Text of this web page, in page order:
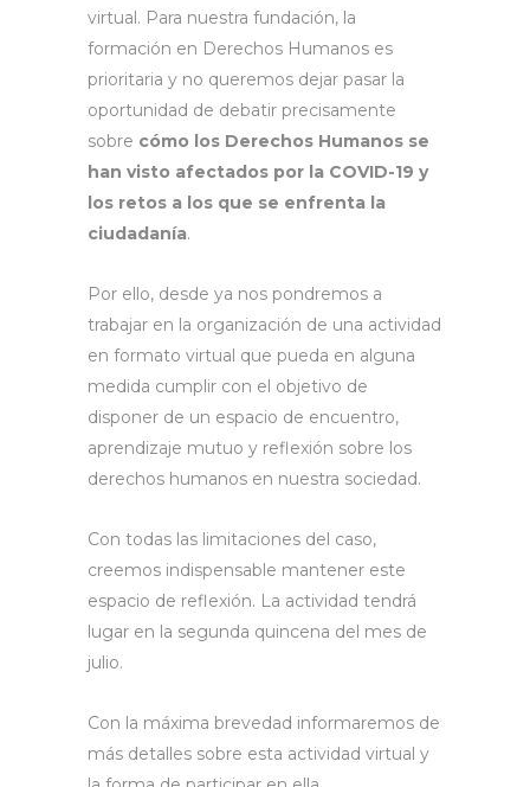
virtual. Para nuestra fundación, la
formación en Derechos Humanos es
prioritaria y no queremos dejar pasar la
oportunidad de debatir precisamente
sobre cómo los Derechos Humanos se
han visto afectados por la COVID-19 y
los retos a los que se enfrenta la
ciudadanía.
Por ello, desde ya nos pondremos a
trabajar en la organización de una actividad
en formato virtual que pueda en alguna
medida cumplir con el objetivo de
disponer de un espacio de encuentro,
aprendizaje mutuo y reflexión sobre los
derechos humanos en nuestra sociedad.
Con todas las limitaciones del caso,
creemos indispensable mantener este
espacio de reflexión. La actividad tendrá
lugar en la segunda quincena del mes de
julio.
Con la máxima brevedad informaremos de
más detalles sobre esta actividad virtual y